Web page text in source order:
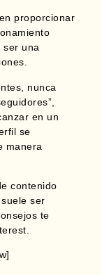
proporcionar
ser una
nunca
en un
se
manera
contenido
ser
te